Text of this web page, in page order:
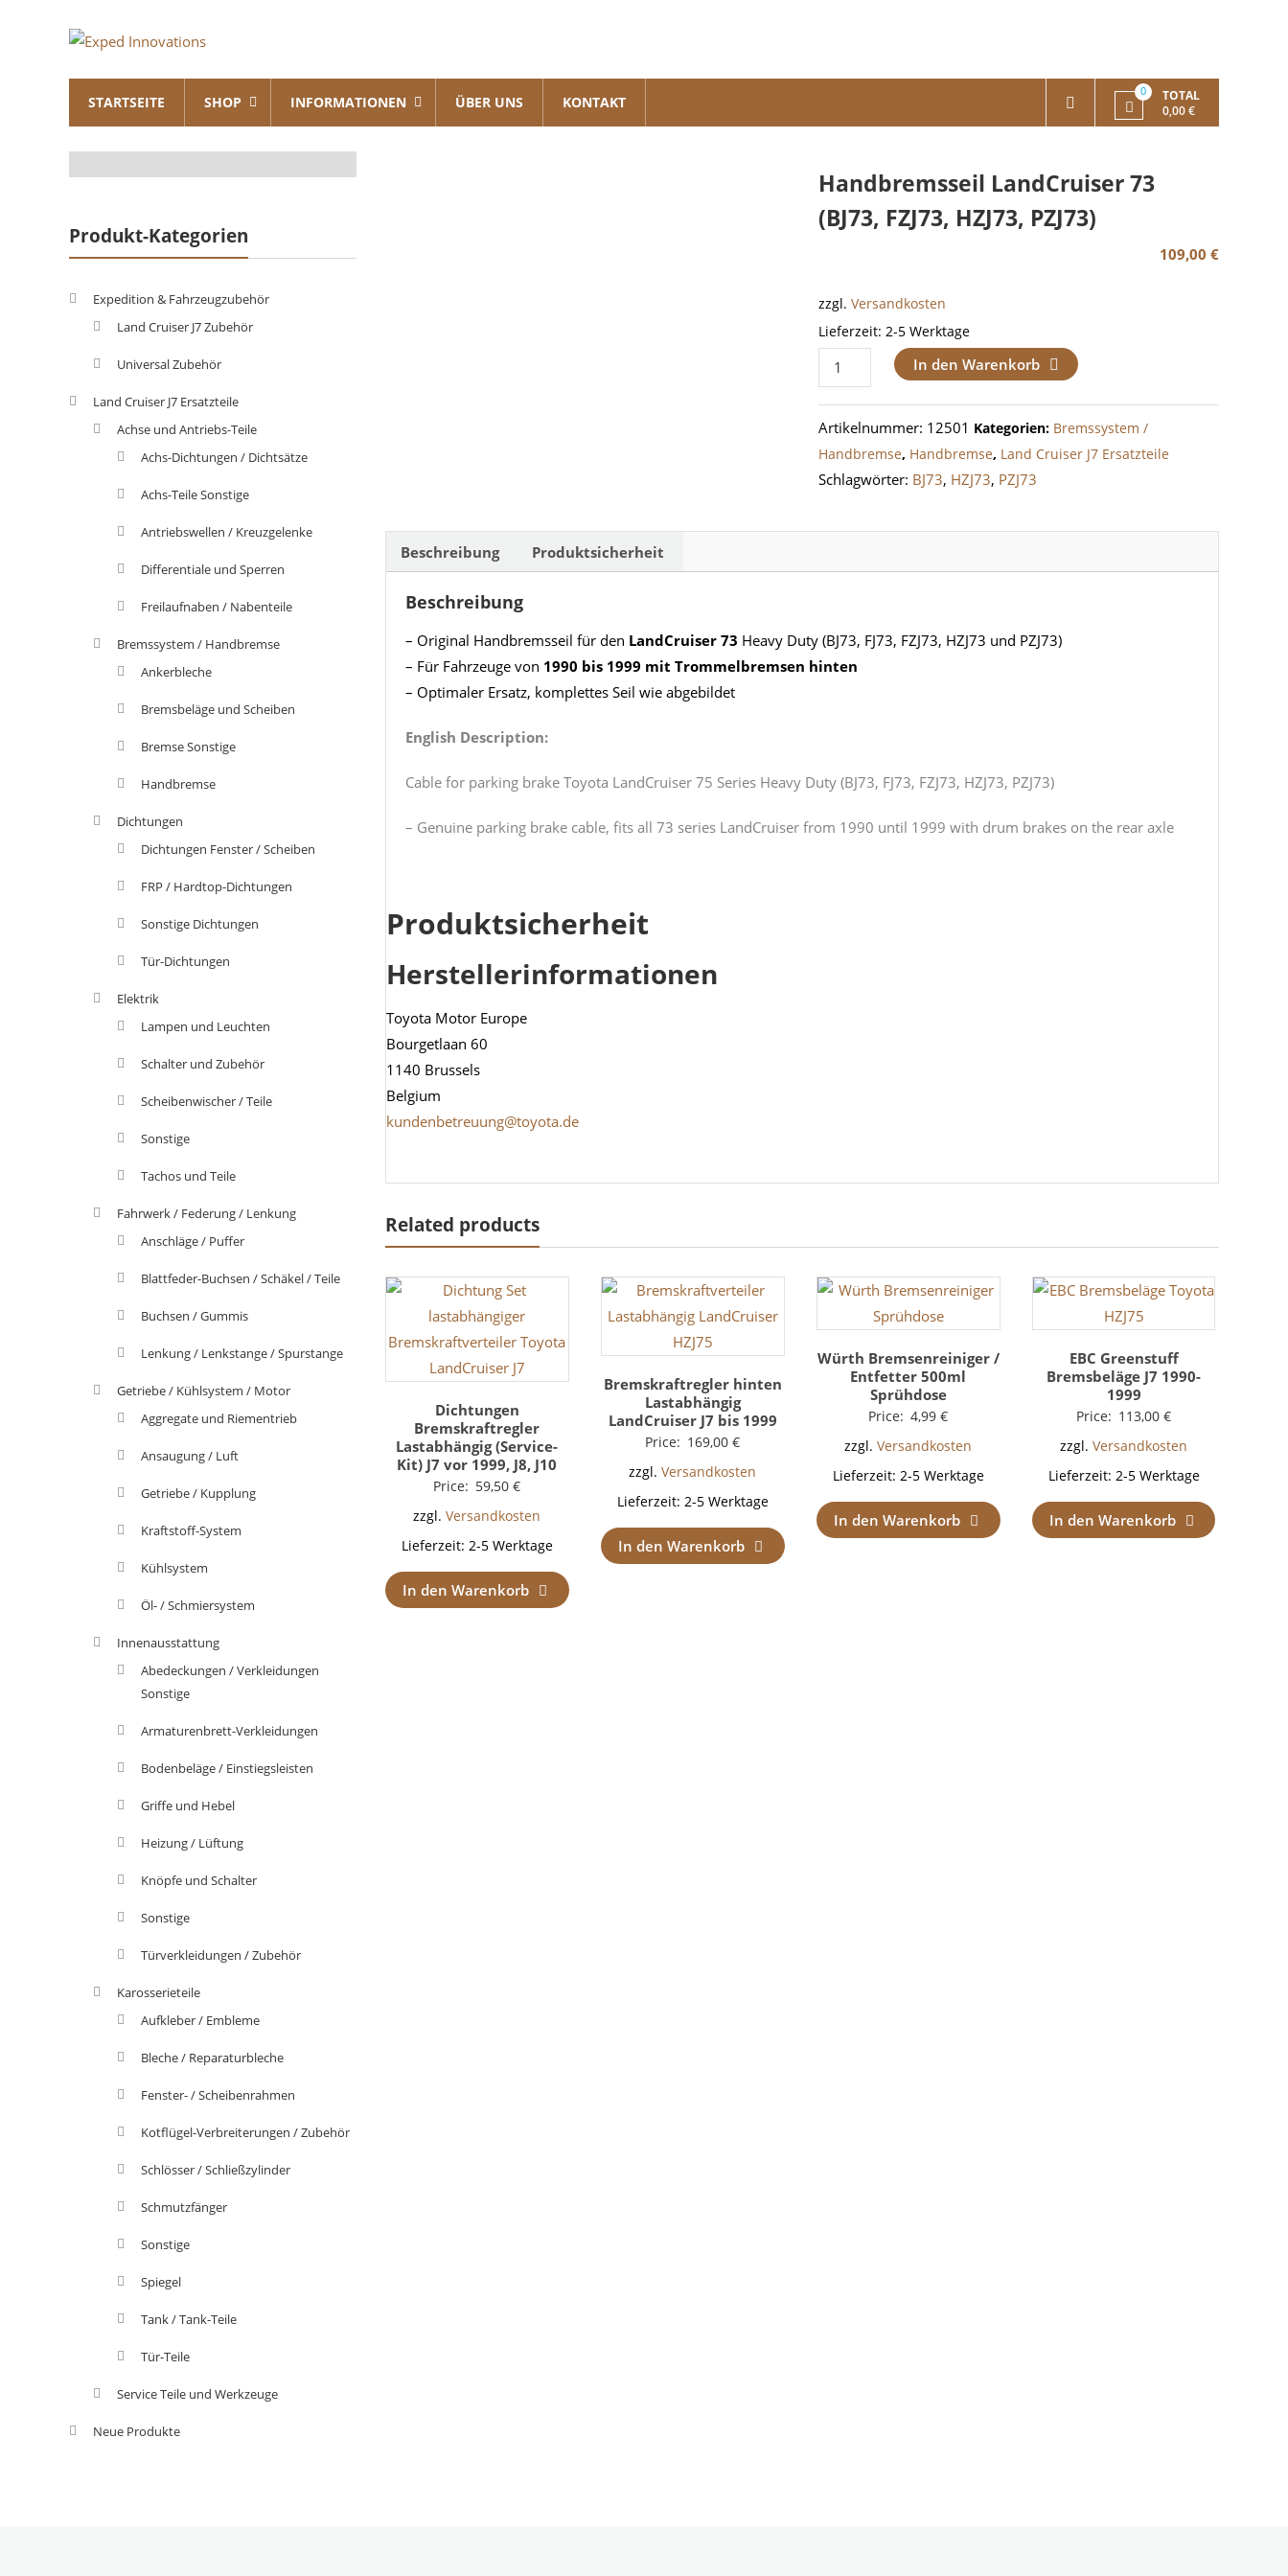
Exped
Innovations
Solutions
for
your
Overland
STARTSEITE SHOP INFORMATIONEN ÜBER UNS KONTAKT
0
TOTAL
0,00 €
Handbremsseil LandCruiser 73
(BJ73, FZJ73, HZJ73, PZJ73)
109,00 €
zzgl.Versandkosten
Lieferzeit:2-5 Werktage
Handbremsseil
LandCruiser
73
(BJ73,
FZJ73,
HZJ73,
In den Warenkorb
Artikelnummer: 12501 Kategorien: Bremssystem /
Handbremse, Handbremse, Land Cruiser J7 Ersatzteile
Schlagwörter: BJ73, HZJ73, PZJ73
Beschreibung Produktsicherheit
Beschreibung
– Original Handbremsseil für den LandCruiser 73 Heavy Duty (BJ73, FJ73, FZJ73, HZJ73 und PZJ73)
– Für Fahrzeuge von 1990 bis 1999 mit Trommelbremsen hinten
– Optimaler Ersatz, komplettes Seil wie abgebildet
English Description:
Cable for parking brake Toyota LandCruiser 75 Series Heavy Duty (BJ73, FJ73, FZJ73, HZJ73, PZJ73)
– Genuine parking brake cable, fits all 73 series LandCruiser from 1990 until 1999 with drum brakes on the rear axle
Produktsicherheit
Herstellerinformationen
Toyota Motor Europe
Bourgetlaan 60
1140 Brussels
Belgium
kundenbetreuung@toyota.de
Related products
Dichtungen
Bremskraftregler
Lastabhängig (Service-
Kit) J7 vor 1999, J8, J10
Price: 59,50€
zzgl.Versandkosten
Lieferzeit: 2-5 Werktage
In den Warenkorb
Bremskraftregler hinten
Lastabhängig
LandCruiser J7 bis 1999
Price: 169,00€
zzgl.Versandkosten
Lieferzeit: 2-5 Werktage
In den Warenkorb
Würth Bremsenreiniger /
Entfetter 500ml
Sprühdose
Price: 4,99€
zzgl.Versandkosten
Lieferzeit: 2-5 Werktage
In den Warenkorb
EBC Greenstuff
Bremsbeläge J7 1990-
1999
Price: 113,00€
zzgl.Versandkosten
Lieferzeit: 2-5 Werktage
In den Warenkorb
Produkt-Kategorien
Expedition & Fahrzeugzubehör
Land Cruiser J7 Zubehör
Universal Zubehör
Land Cruiser J7 Ersatzteile
Achse und Antriebs-Teile
Achs-Dichtungen / Dichtsätze
Achs-Teile Sonstige
Antriebswellen / Kreuzgelenke
Differentiale und Sperren
Freilaufnaben / Nabenteile
Bremssystem / Handbremse
Ankerbleche
Bremsbeläge und Scheiben
Bremse Sonstige
Handbremse
Dichtungen
Dichtungen Fenster / Scheiben
FRP / Hardtop-Dichtungen
Sonstige Dichtungen
Tür-Dichtungen
Elektrik
Lampen und Leuchten
Schalter und Zubehör
Scheibenwischer / Teile
Sonstige
Tachos und Teile
Fahrwerk / Federung / Lenkung
Anschläge / Puffer
Blattfeder-Buchsen / Schäkel / Teile
Buchsen / Gummis
Lenkung / Lenkstange / Spurstange
Getriebe / Kühlsystem / Motor
Aggregate und Riementrieb
Ansaugung / Luft
Getriebe / Kupplung
Kraftstoff-System
Kühlsystem
Öl- / Schmiersystem
Innenausstattung
Abedeckungen / Verkleidungen
Sonstige
Armaturenbrett-Verkleidungen
Bodenbeläge / Einstiegsleisten
Griffe und Hebel
Heizung / Lüftung
Knöpfe und Schalter
Sonstige
Türverkleidungen / Zubehör
Karosserieteile
Aufkleber / Embleme
Bleche / Reparaturbleche
Fenster- / Scheibenrahmen
Kotflügel-Verbreiterungen / Zubehör
Schlösser / Schließzylinder
Schmutzfänger
Sonstige
Spiegel
Tank / Tank-Teile
Tür-Teile
Service Teile und Werkzeuge
Neue Produkte